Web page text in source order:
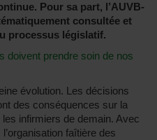
Pour sa part, l’AUVB-
consultée et
processus législatif.
doivent prendre soin de nos
évolution. Les décisions
des conséquences sur la
infirmiers de demain. Avec
faîtière des